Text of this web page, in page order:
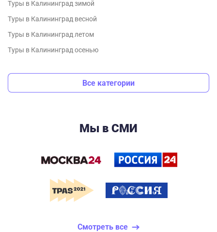
Туры в Калининград зимой
Туры в Калининград весной
Туры в Калининград летом
Туры в Калининград осенью
Все категории
Мы в СМИ
Смотреть все